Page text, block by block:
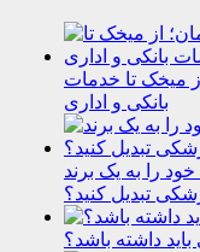
میخک تا خدمات
بانکی و اداری
را به یک برند
تبدیل کنید؟
داشته باشد؟